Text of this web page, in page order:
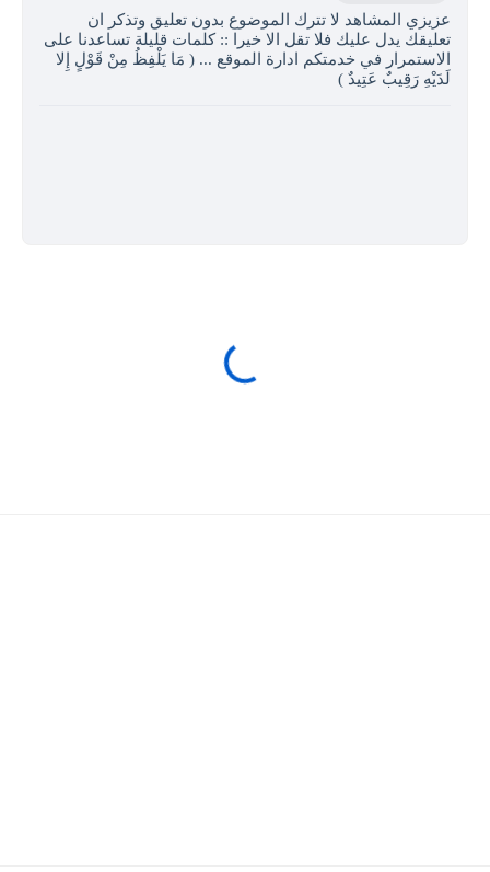
عزيزي المشاهد لا تترك الموضوع بدون تعليق وتذكر ان
تعليقك يدل عليك فلا تقل الا خيرا :: كلمات قليلة تساعدنا على
الاستمرار في خدمتكم ادارة الموقع ... ( مَا يَلْفِظُ مِنْ قَوْلٍ إِلا
لَدَيْهِ رَقِيبٌ عَتِيدٌ )